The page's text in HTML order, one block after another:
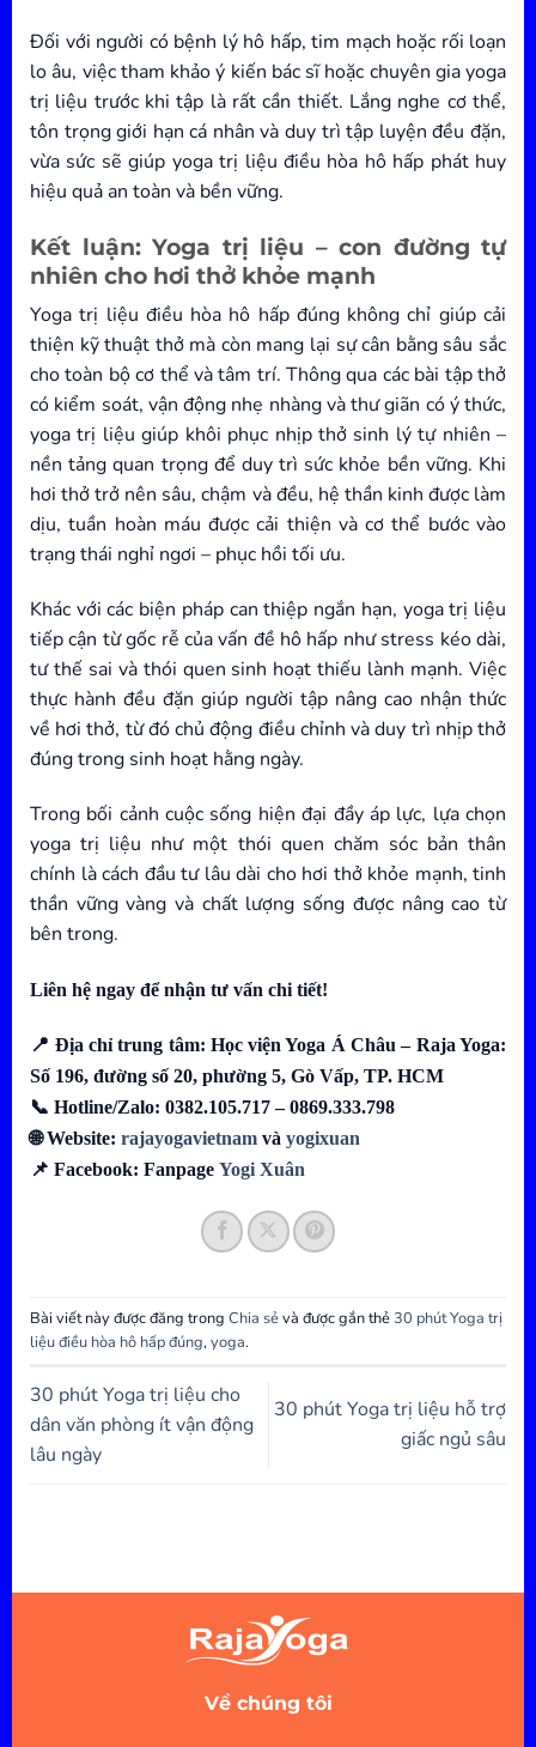
Đối với người có bệnh lý hô hấp, tim mạch hoặc rối loạn
lo âu, việc tham khảo ý kiến bác sĩ hoặc chuyên gia yoga
trị liệu trước khi tập là rất cần thiết. Lắng nghe cơ thể,
tôn trọng giới hạn cá nhân và duy trì tập luyện đều đặn,
vừa sức sẽ giúp yoga trị liệu điều hòa hô hấp phát huy
hiệu quả an toàn và bền vững.
Kết luận: Yoga trị liệu – con đường tự
nhiên cho hơi thở khỏe mạnh
Yoga trị liệu điều hòa hô hấp đúng không chỉ giúp cải
thiện kỹ thuật thở mà còn mang lại sự cân bằng sâu sắc
cho toàn bộ cơ thể và tâm trí. Thông qua các bài tập thở
có kiểm soát, vận động nhẹ nhàng và thư giãn có ý thức,
yoga trị liệu giúp khôi phục nhịp thở sinh lý tự nhiên –
nền tảng quan trọng để duy trì sức khỏe bền vững. Khi
hơi thở trở nên sâu, chậm và đều, hệ thần kinh được làm
dịu, tuần hoàn máu được cải thiện và cơ thể bước vào
trạng thái nghỉ ngơi – phục hồi tối ưu.
Khác với các biện pháp can thiệp ngắn hạn, yoga trị liệu
tiếp cận từ gốc rễ của vấn đề hô hấp như stress kéo dài,
tư thế sai và thói quen sinh hoạt thiếu lành mạnh. Việc
thực hành đều đặn giúp người tập nâng cao nhận thức
về hơi thở, từ đó chủ động điều chỉnh và duy trì nhịp thở
đúng trong sinh hoạt hằng ngày.
Trong bối cảnh cuộc sống hiện đại đầy áp lực, lựa chọn
yoga trị liệu như một thói quen chăm sóc bản thân
chính là cách đầu tư lâu dài cho hơi thở khỏe mạnh, tinh
thần vững vàng và chất lượng sống được nâng cao từ
bên trong.
Liên hệ ngay để nhận tư vấn chi tiết!
📍 Địa chỉ trung tâm: Học viện Yoga Á Châu – Raja Yoga:
Số 196, đường số 20, phường 5, Gò Vấp, TP. HCM
📞 Hotline/Zalo: 0382.105.717 – 0869.333.798
🌐 Website: rajayogavietnam và yogixuan
📌 Facebook: Fanpage Yogi Xuân
Bài viết này được đăng trong Chia sẻvà được gắn thẻ30 phút Yoga trị
liệu điều hòa hô hấp đúng,yoga.
30 phút Yoga trị liệu cho
dân văn phòng ít vận động
lâu ngày
30 phút Yoga trị liệu hỗ trợ
giấc ngủ sâu
Về chúng tôi